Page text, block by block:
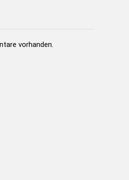
vorhanden.